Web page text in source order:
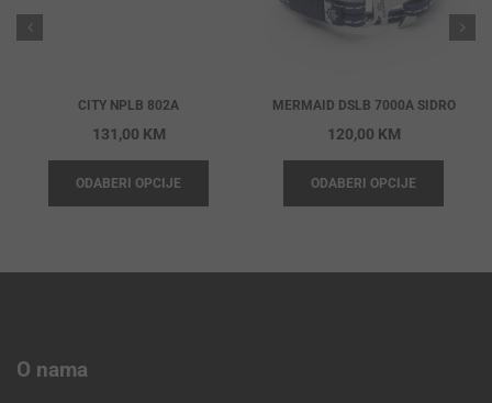
CITY NPLB 802A
131,00 KM
ODABERI OPCIJE
MERMAID DSLB 7000A SIDRO
120,00 KM
ODABERI OPCIJE
O nama